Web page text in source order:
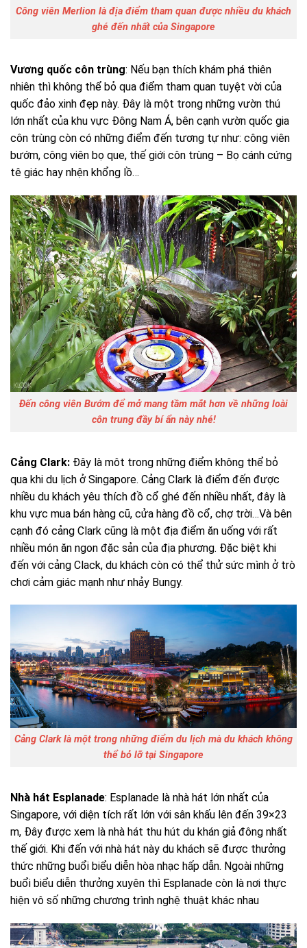
Công viên Merlion là địa điểm tham quan được nhiều du khách
ghé đến nhất của Singapore
Vương quốc côn trùng: Nếu bạn thích khám phá thiên
nhiên thì không thể bỏ qua điểm tham quan tuyệt vời của
quốc đảo xinh đẹp này. Đây là một trong những vườn thú
lớn nhất của khu vực Đông Nam Á, bên cạnh vườn quốc gia
côn trùng còn có những điểm đến tương tự như: công viên
bướm, công viên bọ que, thế giới côn trùng – Bọ cánh cứng
tê giác hay nhện khổng lồ…
Đến công viên Bướm để mở mang tầm mắt hơn về những loài
côn trung đầy bí ẩn này nhé!
Cảng Clark: Đây là môt trong những điểm không thể bỏ
qua khi du lịch ở Singapore. Cảng Clark là điểm đến được
nhiều du khách yêu thích đồ cổ ghé đến nhiều nhất, đây là
khu vực mua bán hàng cũ, cửa hàng đồ cổ, chợ trời…Và bên
cạnh đó cảng Clark cũng là một địa điểm ăn uống với rất
nhiều món ăn ngon đặc sản của địa phương. Đặc biệt khi
đến với cảng Clack, du khách còn có thể thử sức mình ở trò
chơi cảm giác mạnh như nhảy Bungy.
Cảng Clark là một trong những điểm du lịch mà du khách không
thể bỏ lỡ tại Singapore
Nhà hát Esplanade: Esplanade là nhà hát lớn nhất của
Singapore, với diện tích rất lớn với sân khấu lên đến 39×23
m, Đây được xem là nhà hát thu hút du khán giả đông nhất
thế giới. Khi đến với nhà hát này du khách sẽ được thưởng
thức những buổi biểu diễn hòa nhạc hấp dẫn. Ngoài những
buổi biểu diễn thưởng xuyên thì Esplanade còn là nơi thực
hiện vô số những chương trình nghệ thuật khác nhau